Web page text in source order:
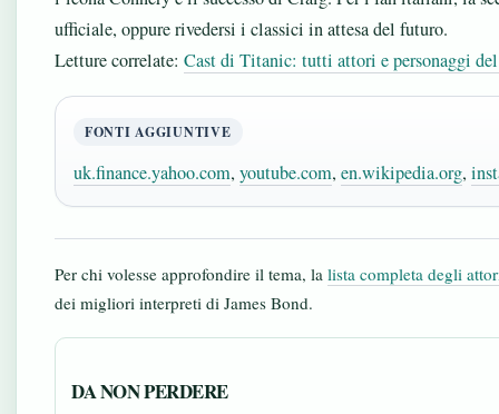
ufficiale, oppure rivedersi i classici in attesa del futuro.
Letture correlate: Cast di Titanic: tutti attori e personaggi
FONTI AGGIUNTIVE
uk.finance.yahoo.com, youtube.com, en.wikipedia.org,
Per chi volesse approfondire il tema, la lista completa degli
dei migliori interpreti di James Bond.
DA NON PERDERE